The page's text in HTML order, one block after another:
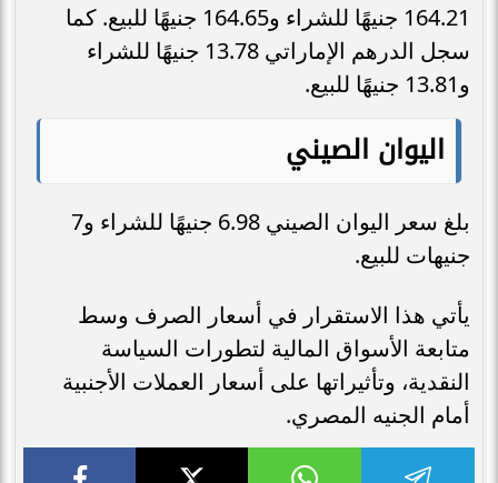
164.21 جنيهًا للشراء و164.65 جنيهًا للبيع. كما
سجل الدرهم الإماراتي 13.78 جنيهًا للشراء
و13.81 جنيهًا للبيع.
اليوان الصيني
بلغ سعر اليوان الصيني 6.98 جنيهًا للشراء و7
جنيهات للبيع.
يأتي هذا الاستقرار في أسعار الصرف وسط
متابعة الأسواق المالية لتطورات السياسة
النقدية، وتأثيراتها على أسعار العملات الأجنبية
أمام الجنيه المصري.